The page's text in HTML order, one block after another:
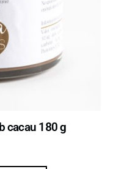
cacau 180 g